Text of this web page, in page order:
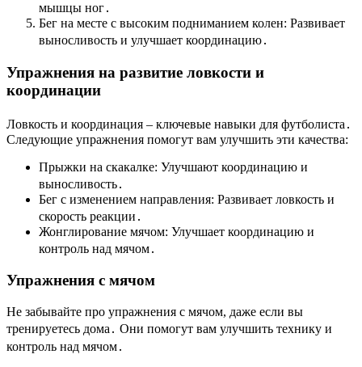
мышцы ног․
Бег на месте с высоким подниманием колен: Развивает
выносливость и улучшает координацию․
Упражнения на развитие ловкости и
координации
Ловкость и координация – ключевые навыки для футболиста․
Следующие упражнения помогут вам улучшить эти качества:
Прыжки на скакалке: Улучшают координацию и
выносливость․
Бег с изменением направления: Развивает ловкость и
скорость реакции․
Жонглирование мячом: Улучшает координацию и
контроль над мячом․
Упражнения с мячом
Не забывайте про упражнения с мячом, даже если вы
тренируетесь дома․ Они помогут вам улучшить технику и
контроль над мячом․